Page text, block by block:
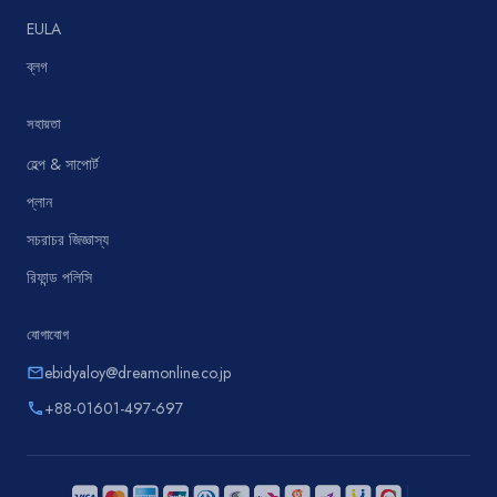
EULA
ব্লগ
সহায়তা
হেল্প & সাপোর্ট
প্লান
সচরাচর জিজ্ঞাস্য
রিফান্ড পলিসি
যোগাযোগ
emailebidyaloy@dreamonline.co.jp
phone+88-01601-497-697